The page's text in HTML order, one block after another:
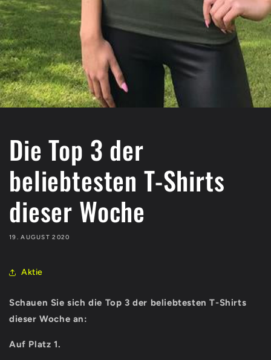
Die Top 3 der
beliebtesten T-Shirts
dieser Woche
19. AUGUST 2020
Aktie
Schauen Sie sich die Top 3 der beliebtesten T-Shirts
dieser Woche an:
Auf Platz 1.